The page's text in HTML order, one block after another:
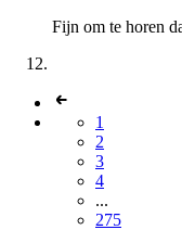
Fijn om te horen
1
2
3
4
...
275